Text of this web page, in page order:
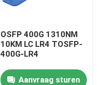
OSFP 400G 1310NM
10KM LC LR4 TOSFP-
400G-LR4
Aanvraag sturen